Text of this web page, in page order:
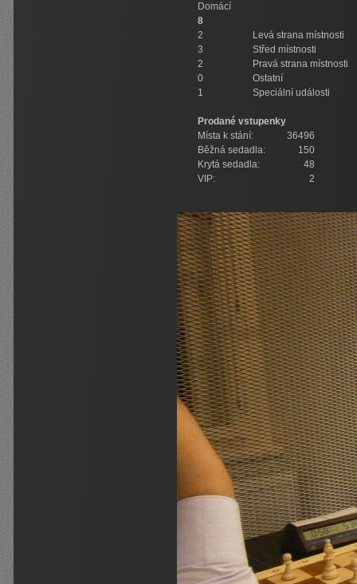
Domácí
8
2
Levá strana místnosti
3
Střed místnosti
2
Pravá strana místnosti
0
Ostatní
1
Speciální události
Prodané vstupenky
Místa k stání:
36496
Běžná sedadla:
150
Krytá sedadla:
48
VIP:
2